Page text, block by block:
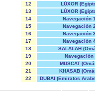
12
LÚXOR
13
LÚXOR
14
Navegación
15
Navegación
16
Navegación
17
Navegación
18
SALALAH
19
Navegación
20
MUSCAT
21
KHASAB
22
DUBÁI (Emiratos